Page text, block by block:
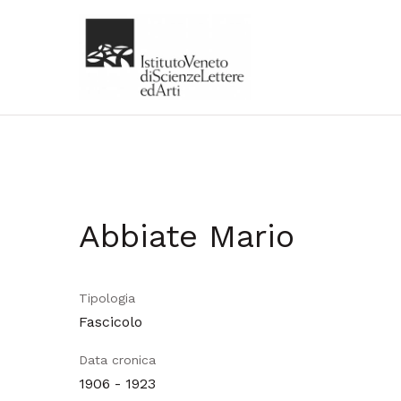
Abbiate Mario
Tipologia
Fascicolo
Data cronica
1906 - 1923